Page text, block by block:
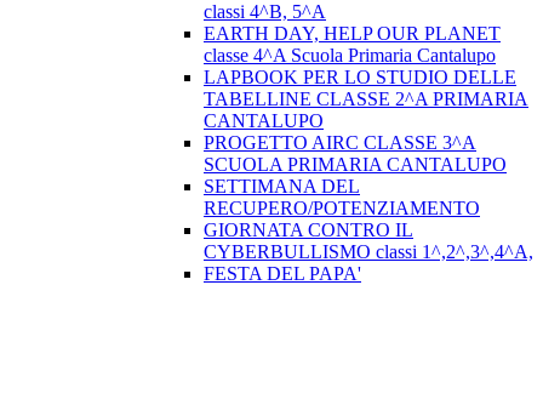
classi 4^B, 5^A
EARTH DAY, HELP OUR PLANET
classe 4^A Scuola Primaria Cantalupo
LAPBOOK PER LO STUDIO DELLE
TABELLINE CLASSE 2^A PRIMARIA
CANTALUPO
PROGETTO AIRC CLASSE 3^A
SCUOLA PRIMARIA CANTALUPO
SETTIMANA DEL
RECUPERO/POTENZIAMENTO
GIORNATA CONTRO IL
CYBERBULLISMO classi 1^,2^,3^,4^A,
FESTA DEL PAPA'